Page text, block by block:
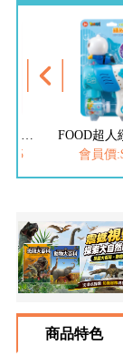
恐龍大
會員價
商品特色